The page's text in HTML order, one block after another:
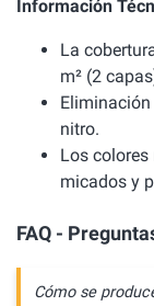
Información
La
m² (2
nitro.
Los
micados y
FAQ -
Cómo se